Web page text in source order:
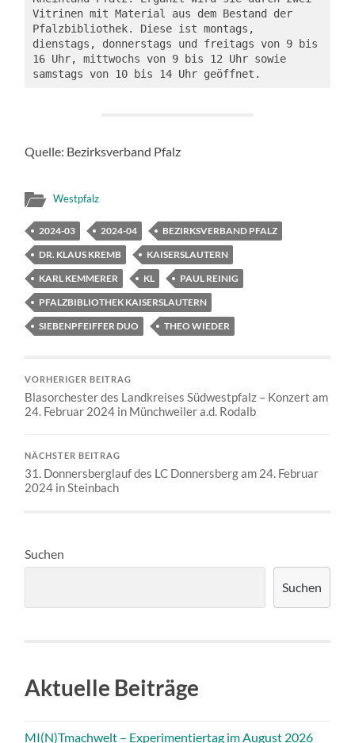
Vitrinen mit Material aus dem Bestand der
Pfalzbibliothek. Diese ist montags,
dienstags, donnerstags und freitags von 9 bis
16 Uhr, mittwochs von 9 bis 12 Uhr sowie
samstags von 10 bis 14 Uhr geöffnet.
Quelle: Bezirksverband Pfalz
Westpfalz
2024-03 2024-04
BEZIRKSVERBAND PFALZ
DR. KLAUS KREMB
KAISERSLAUTERN
KARL KEMMERER
KL
PAUL REINIG
PFALZBIBLIOTHEK KAISERSLAUTERN
SIEBENPFEIFFER DUO
THEO WIEDER
VORHERIGER BEITRAG
Blasorchester des Landkreises Südwestpfalz – Konzert am
24. Februar 2024 in Münchweiler a.d. Rodalb
NÄCHSTER BEITRAG
31. Donnersberglauf des LC Donnersberg am 24. Februar
2024 in Steinbach
Suchen
Suchen
Aktuelle Beiträge
MI(N)Tmachwelt – Experimentiertag im August 2026